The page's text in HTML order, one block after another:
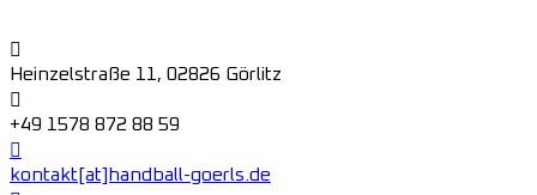
Heinzelstraße 11, 02826 Görlitz
+49 1578 872 88 59
kontakt[at]handball-goerls.de